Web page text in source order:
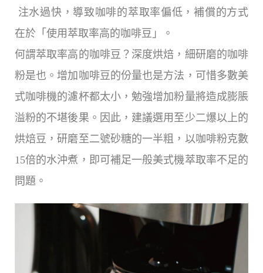
注水過快，導致咖啡的萃取率偏低，補償的方式
在於「使用萃取率高的咖啡豆」。
何謂萃取率高的咖啡豆？深度烘焙，細研磨的咖啡
粉是也。增加咖啡豆的份量也是方法，可惜多數美
式咖啡機的濾杯都太小，勉強增加粉量將造成膨脹
溢粉的不堪後果。因此，建議選用至少二爆以上的
烘焙豆，研磨至二號砂糖的一半粗，以咖啡粉克數
15倍的水沖煮，即可補足一般美式機萃取率不足的
問題。